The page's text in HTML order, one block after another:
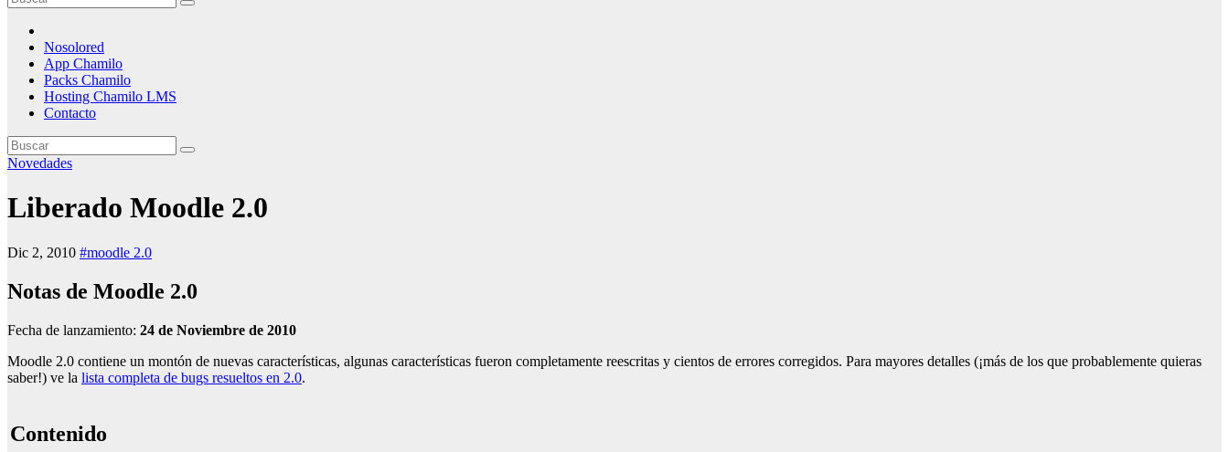
Nosolored
App Chamilo
Packs Chamilo
Hosting Chamilo LMS
Contacto
Novedades
Liberado Moodle 2.0
Dic 2, 2010 #moodle 2.0
Notas de Moodle 2.0
Fecha de lanzamiento: 24 de Noviembre de 2010
Moodle 2.0 contiene un montón de nuevas características, algunas características fueron completamente reescritas y cientos de errores corregidos. Para mayores detalles (¡más de los que probablemente quieras
saber!) ve la lista completa de bugs resueltos en 2.0.
Contenido